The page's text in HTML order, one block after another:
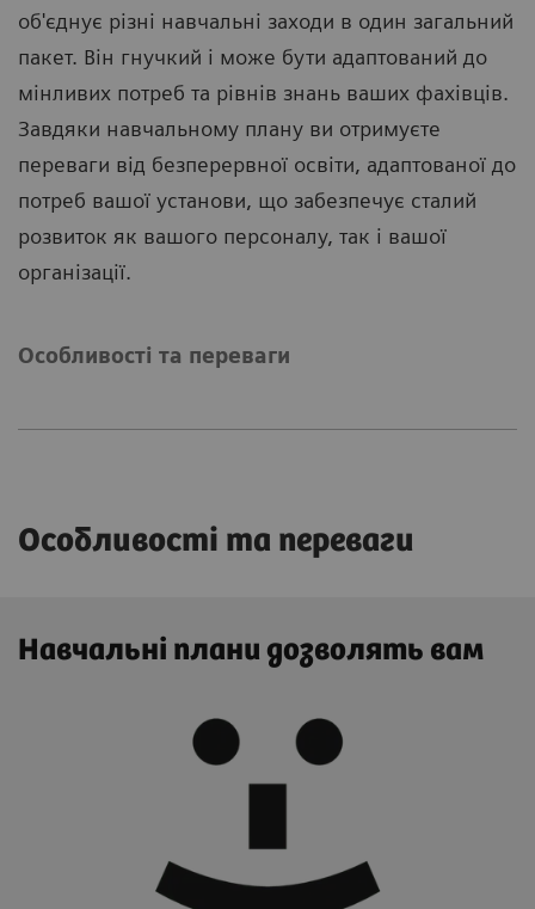
об'єднує різні навчальні заходи в один загальний
пакет. Він гнучкий і може бути адаптований до
мінливих потреб та рівнів знань ваших фахівців.
Завдяки навчальному плану ви отримуєте
переваги від безперервної освіти, адаптованої до
потреб вашої установи, що забезпечує сталий
розвиток як вашого персоналу, так і вашої
організації.
Особливості та переваги
Особливості та переваги
Навчальні плани дозволять вам